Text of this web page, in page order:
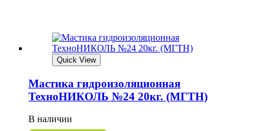
Quick View
Мастика гидроизоляционная
ТехноНИКОЛЬ №24 20кг. (МГТН)
В наличии